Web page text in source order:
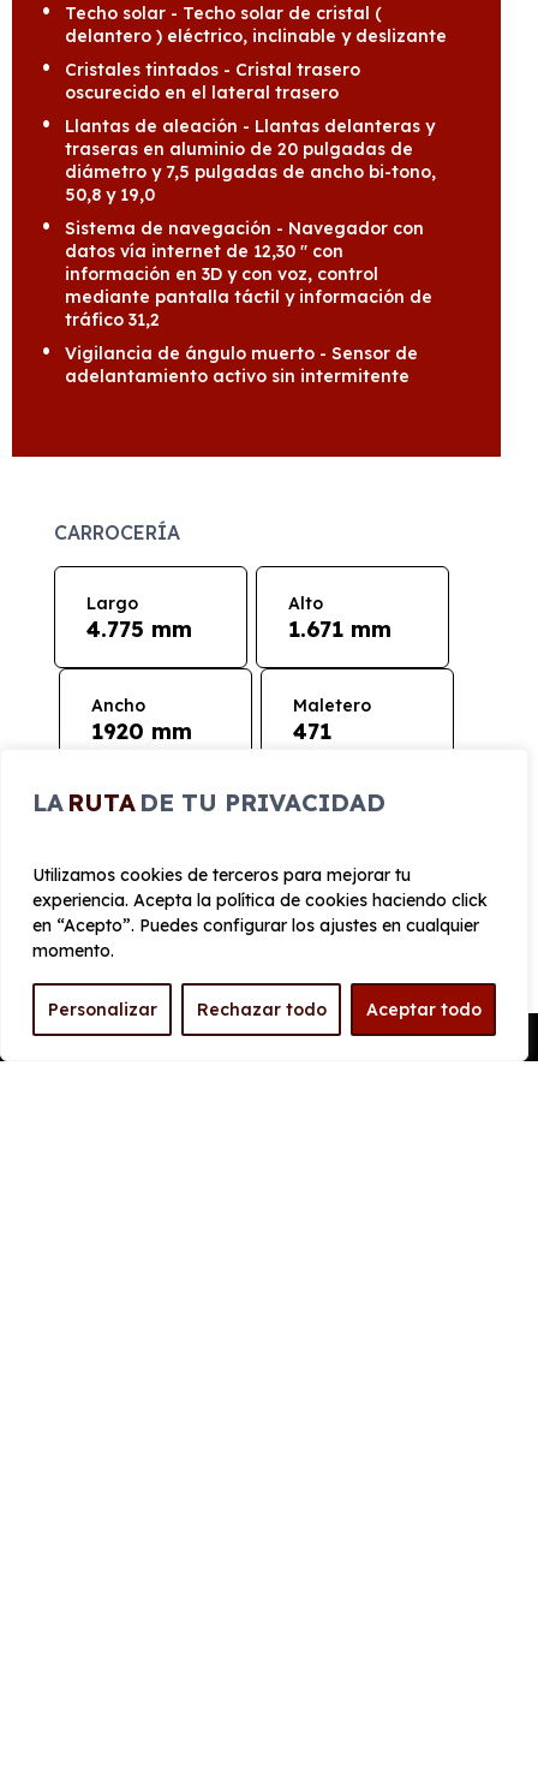
LA RUTA DE TU PRIVACIDAD
Utilizamos cookies de terceros para mejorar tu
experiencia. Acepta la política de cookies haciendo click
en “Acepto”. Puedes configurar los ajustes en cualquier
momento.
Personalizar Rechazar todo Aceptar todo
Techo solar - Techo solar de cristal (
delantero ) eléctrico, inclinable y deslizante
Cristales tintados - Cristal trasero
oscurecido en el lateral trasero
Llantas de aleación - Llantas delanteras y
traseras en aluminio de 20 pulgadas de
diámetro y 7,5 pulgadas de ancho bi-tono,
50,8 y 19,0
Sistema de navegación - Navegador con
datos vía internet de 12,30 " con
información en 3D y con voz, control
mediante pantalla táctil y información de
tráfico 31,2
Vigilancia de ángulo muerto - Sensor de
adelantamiento activo sin intermitente
CARROCERÍA
Largo
4.775 mm
Alto
1.671 mm
Ancho
1920 mm
Maletero
471
PRESTACIONES
máxima
180 km/h
Cilindrada
1.499 cc
5 seg 4x4
Pedir Presupuesto